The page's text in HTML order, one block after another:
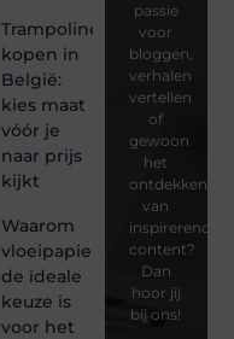
Trampoline
kopen in
België:
kies maat
vóór je
naar prijs
kijkt
Waarom
vloeipapier
de ideale
keuze is
voor het
passie
voor
bloggen,
verhalen
vertellen
of
gewoon
het
ontdekken
van
inspirerende
content?
Dan
hoor jij
bij ons!